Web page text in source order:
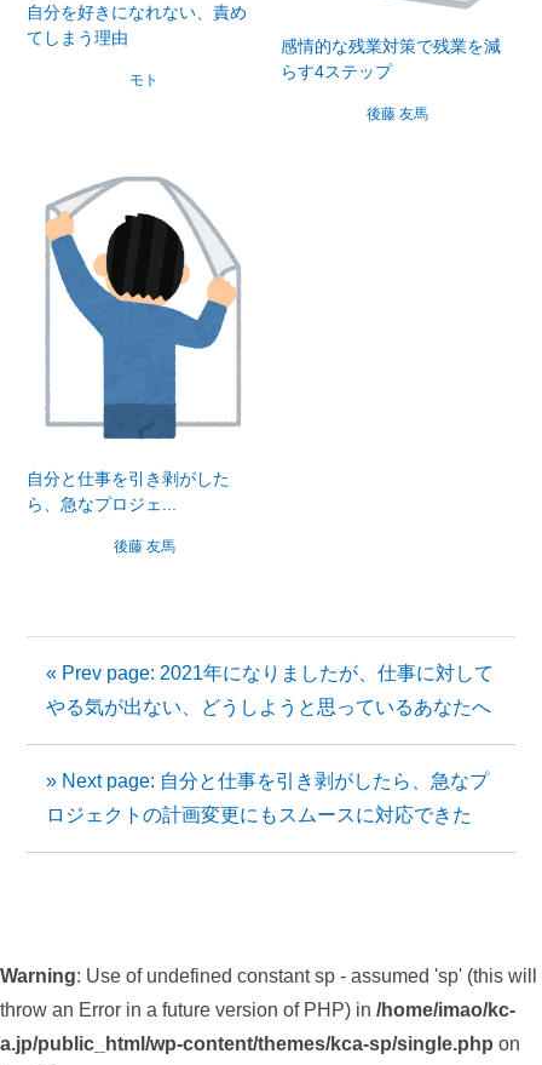
自分を好きになれない、責め
てしまう理由
モト
感情的な残業対策で残業を減
らす4ステップ
後藤 友馬
自分と仕事を引き剥がした
ら、急なプロジェ...
後藤 友馬
« Prev page: 2021年になりましたが、仕事に対して
やる気が出ない、どうしようと思っているあなたへ
» Next page: 自分と仕事を引き剥がしたら、急なプ
ロジェクトの計画変更にもスムースに対応できた
Warning: Use of undefined constant sp - assumed 'sp' (this will
throw an Error in a future version of PHP) in /home/imao/kc-
a.jp/public_html/wp-content/themes/kca-sp/single.php on